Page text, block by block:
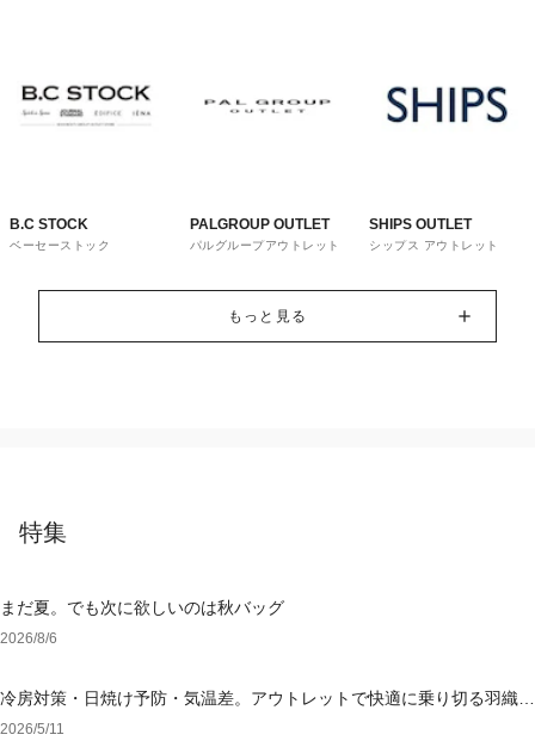
B.C STOCK
ベーセーストック
PALGROUP OUTLET
パルグループアウトレット
SHIPS OUTLET
シップス アウトレット
もっと見る
特集
まだ夏。でも次に欲しいのは秋バッグ
2026/8/6
冷房対策・日焼け予防・気温差。アウトレットで快適に乗り切る羽織り
選び
2026/5/11